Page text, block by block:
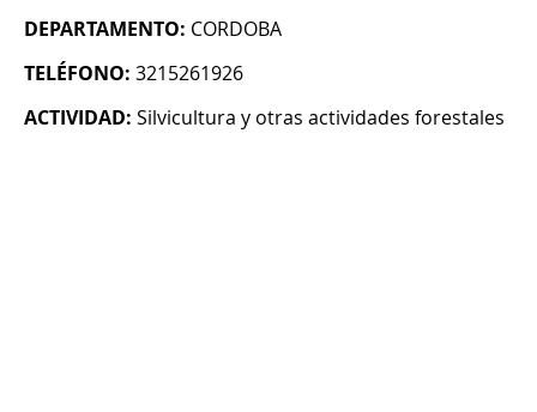
DEPARTAMENTO: CORDOBA
TELÉFONO: 3215261926
ACTIVIDAD: Silvicultura y otras actividades forestales